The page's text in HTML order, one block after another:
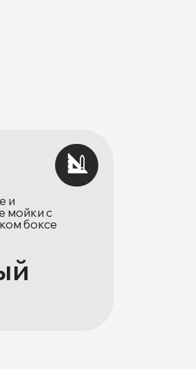
и
мойки с
боксе